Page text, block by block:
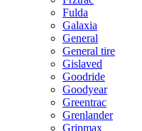
Fulda
Galaxia
General
General tire
Gislaved
Goodride
Goodyear
Greentrac
Grenlander
Gripmax